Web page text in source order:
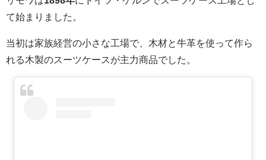
て始まりました。
当初は家族経営の小さな工場で、木材と牛革を使って作ら
れる木製のスーツケースが主力商品でした。